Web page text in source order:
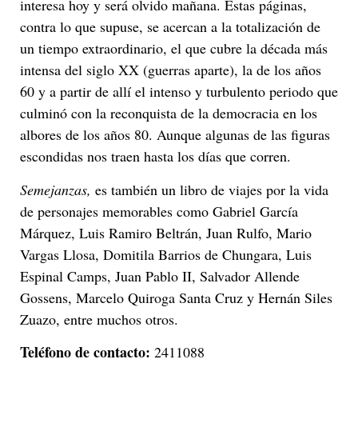
interesa hoy y será olvido mañana. Estas páginas,
contra lo que supuse, se acercan a la totalización de
un tiempo extraordinario, el que cubre la década más
intensa del siglo XX (guerras aparte), la de los años
60 y a partir de allí el intenso y turbulento periodo que
culminó con la reconquista de la democracia en los
albores de los años 80. Aunque algunas de las figuras
escondidas nos traen hasta los días que corren.
Semejanzas, es también un libro de viajes por la vida
de personajes memorables como Gabriel García
Márquez, Luis Ramiro Beltrán, Juan Rulfo, Mario
Vargas Llosa, Domitila Barrios de Chungara, Luis
Espinal Camps, Juan Pablo II, Salvador Allende
Gossens, Marcelo Quiroga Santa Cruz y Hernán Siles
Zuazo, entre muchos otros.
Teléfono de contacto: 2411088